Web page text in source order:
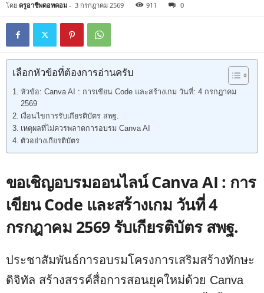
โดย ครูอาชีพดอทคอม - 3 กรกฎาคม 2569 911 0
เลือกหัวข้อที่ต้องการอ่านครับ
หัวข้อ: Canva AI : การเขียน Code และสร้างเกม วันที่: 4 กรกฎาคม
2569
เงื่อนไขการรับเกียรติบัตร สพฐ.
เหตุผลที่ไม่ควรพลาดการอบรม Canva AI
ตัวอย่างเกียรติบัตร
ขอเชิญอบรมออนไลน์ Canva AI : การ
เขียน Code และสร้างเกม วันที่ 4
กรกฎาคม 2569 รับเกียรติบัตร สพฐ.
ประชาสัมพันธ์การอบรมโครงการเสริมสร้างทักษะ
ดิจิทัล สร้างสรรค์สื่อการสอนยุคใหม่ด้วย Canva